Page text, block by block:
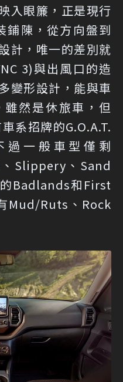
入眼簾，正是現行
鋪陳，從方向盤到
計，唯一的差別就
3)與出風口的造
變形設計，能與車
然是休旅車，但
系招牌的G.O.A.T.
過一般車型僅剩
Slippery、Sand
Badlands和First
Mud/Ruts、Rock